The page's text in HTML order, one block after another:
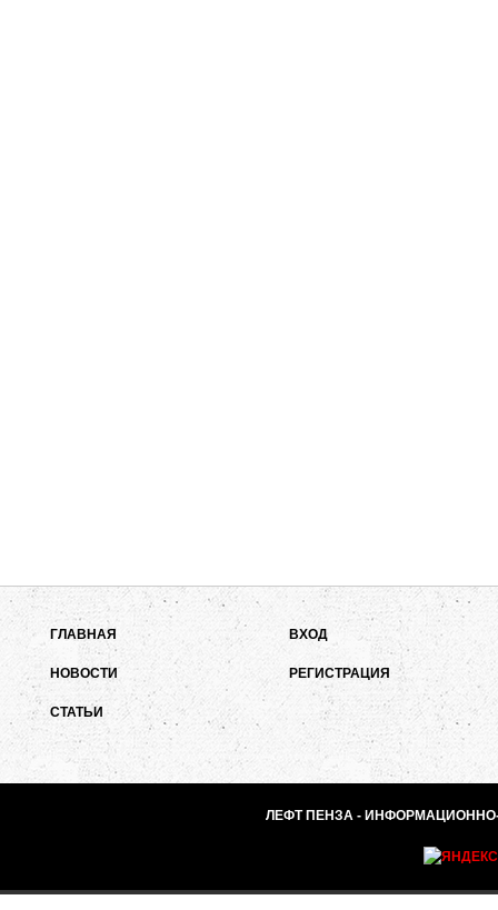
ГЛАВНАЯ
НОВОСТИ
СТАТЬИ
ВХОД
РЕГИСТРАЦИЯ
ЛЕФТ ПЕНЗА - ИНФОРМАЦИОННО-